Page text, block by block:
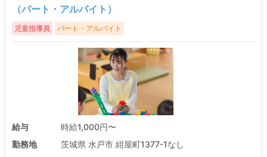
（パート・アルバイト）
児童指導員 パート・アルバイト
給与
時給1,000円〜
勤務地
茨城県 水戸市 紺屋町1377-1なし